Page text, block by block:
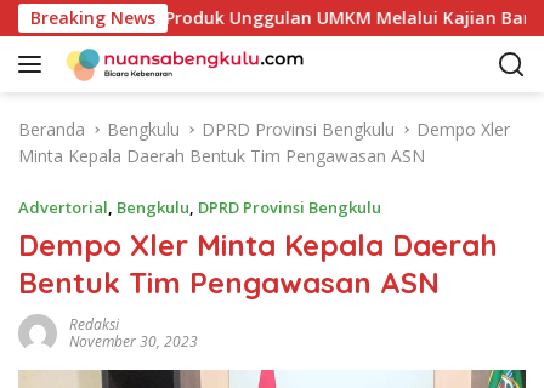
a
Breaking News
Potensi Produk Unggulan UMKM Melalui Kajian Bank
Beranda Bengkulu DPRD Provinsi Bengkulu
Dempo Xler
Minta Kepala Daerah Bentuk Tim Pengawasan ASN
Advertorial, Bengkulu, DPRD Provinsi Bengkulu
Dempo Xler Minta Kepala Daerah
Bentuk Tim Pengawasan ASN
Redaksi
November 30, 2023